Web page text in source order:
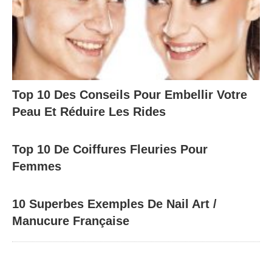
Top 10 Des Conseils Pour Embellir Votre
Peau Et Réduire Les Rides
Top 10 De Coiffures Fleuries Pour
Femmes
10 Superbes Exemples De Nail Art /
Manucure Française